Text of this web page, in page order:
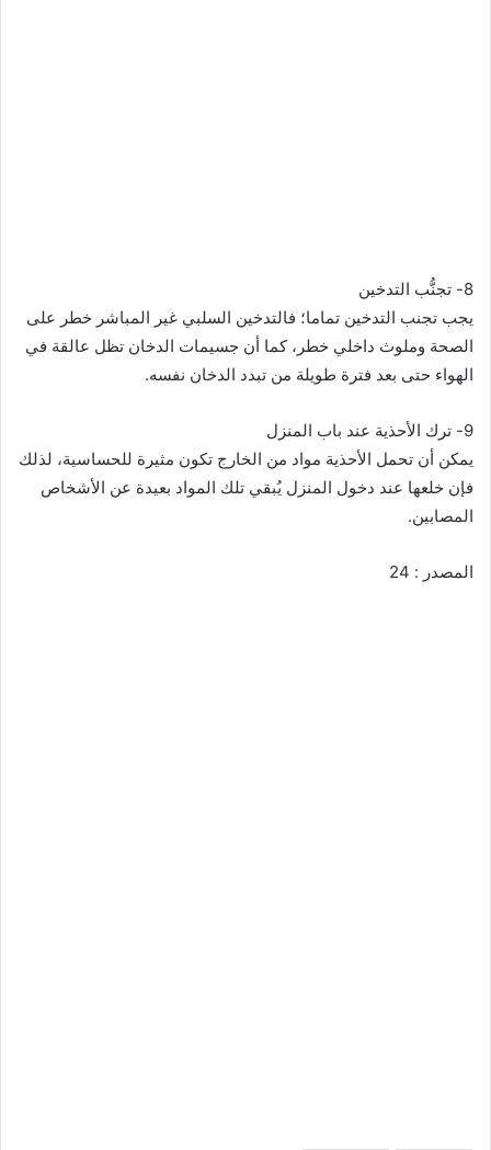
8- تجنُّب التدخين
يجب تجنب التدخين تماما؛ فالتدخين السلبي غير المباشر خطر على
الصحة وملوث داخلي خطر، كما أن جسيمات الدخان تظل عالقة في
الهواء حتى بعد فترة طويلة من تبدد الدخان نفسه.
9- ترك الأحذية عند باب المنزل
يمكن أن تحمل الأحذية مواد من الخارج تكون مثيرة للحساسية، لذلك
فإن خلعها عند دخول المنزل يُبقي تلك المواد بعيدة عن الأشخاص
المصابين.
المصدر : 24